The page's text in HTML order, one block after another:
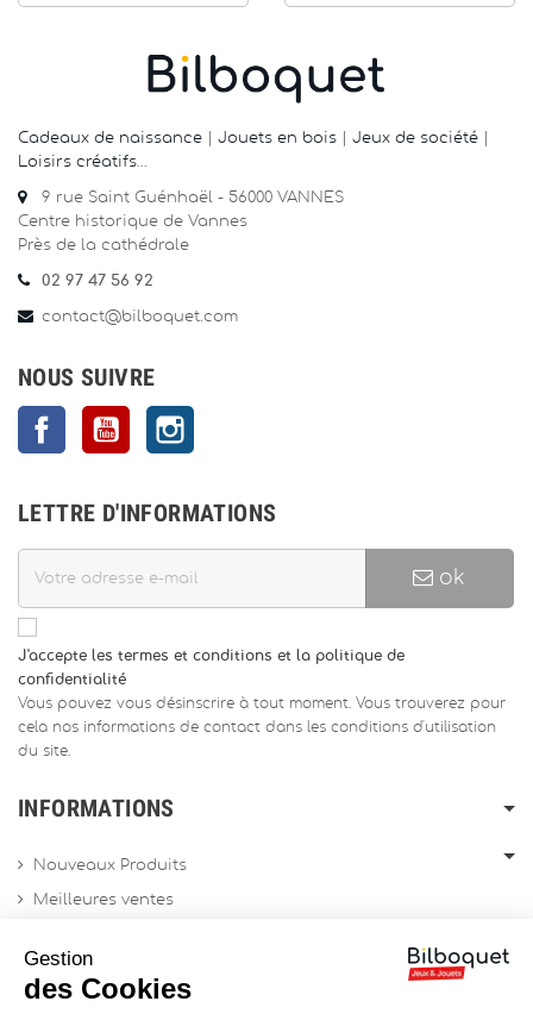
Cadeaux de naissance Jouets en bois Jeux de société
Loisirs créatifs…
9 rue Saint Guénhaël - 56000 VANNES
Centre historique de Vannes
Près de la cathédrale
02 97 47 56 92
contact@bilboquet.com
NOUS SUIVRE
FacebookYouTube
LETTRE D'INFORMATIONS
ok
J'accepte les termes et conditions et la politique de
confidentialité
Vous pouvez vous désinscrire à tout moment. Vous trouverez pour
cela nos informations de contact dans les conditions d'utilisation
du site.
INFORMATIONS
Nouveaux Produits
Meilleures ventes
Archives produits
Gestion
des Cookies